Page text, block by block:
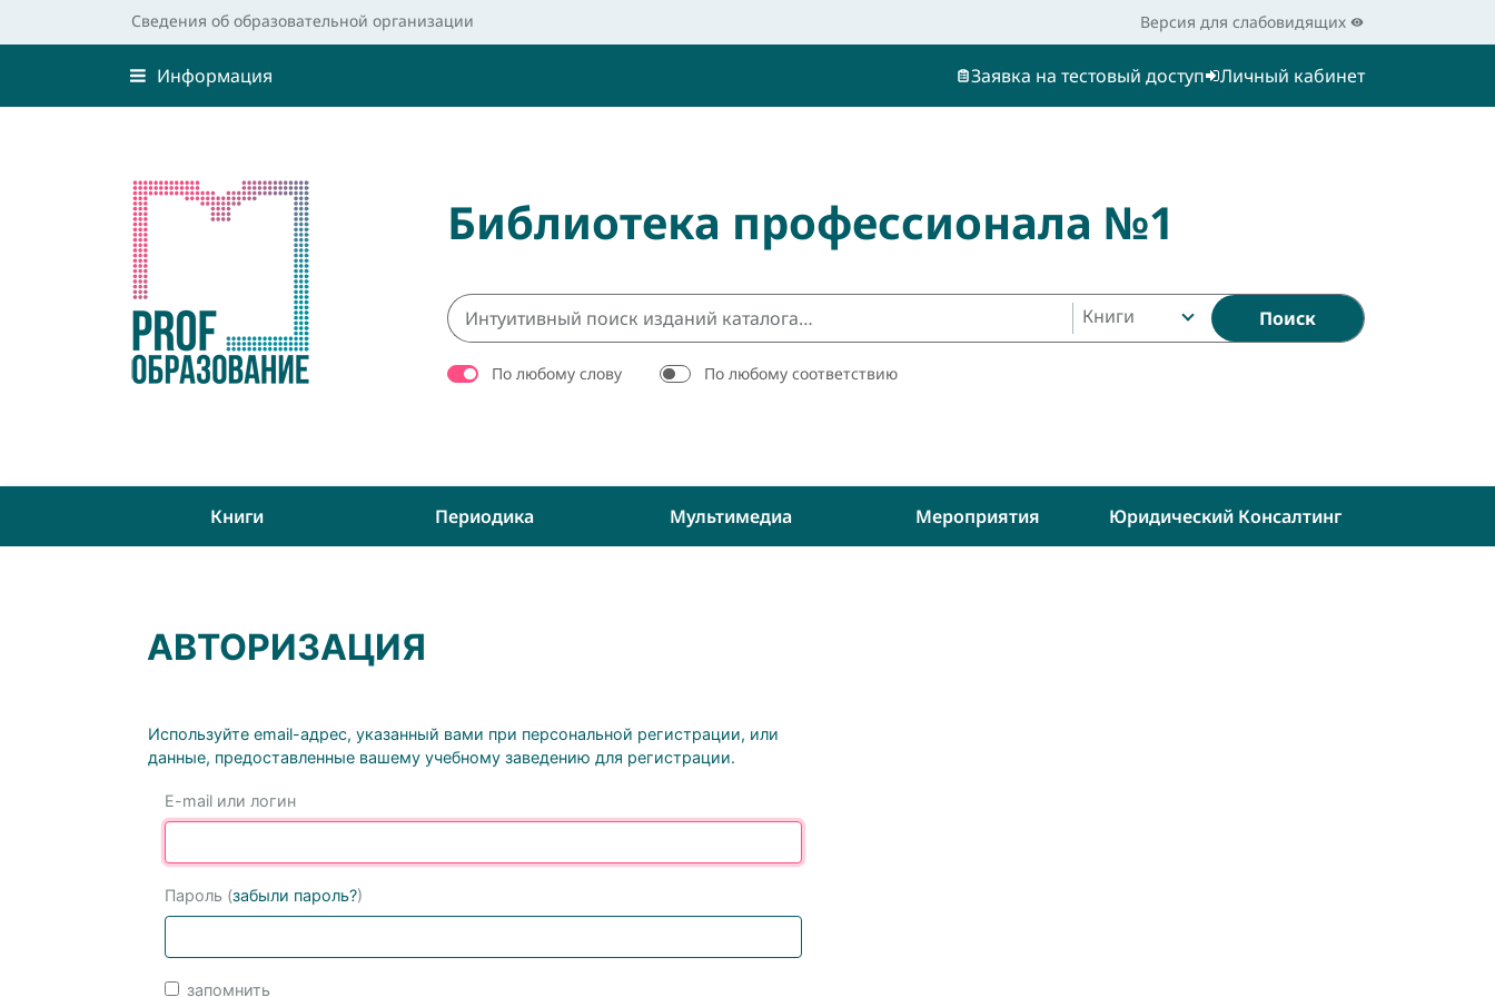
Сведения об образовательной организации Версия для слабовидящих
Информация Заявка на тестовый доступ Личный кабинет
Библиотека профессионала №1
Книги Поиск
По любому слову По любому соответствию
Книги Периодика Мультимедиа Мероприятия Юридический Консалтинг
АВТОРИЗАЦИЯ
Используйте email-адрес, указанный вами при персональной регистрации, или
данные, предоставленные вашему учебному заведению для регистрации.
E-mail или логин
Пароль (забыли пароль?)
запомнить